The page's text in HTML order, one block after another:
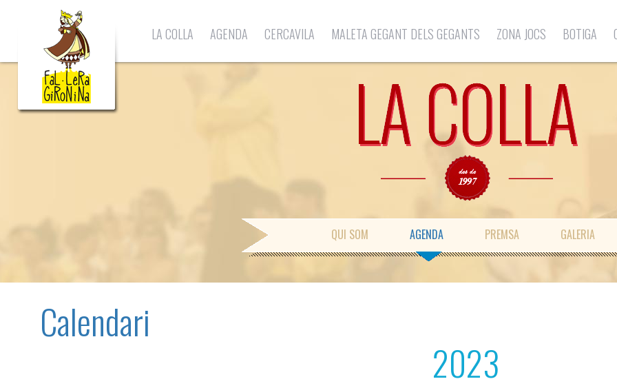
LA COLLA AGENDA CERCAVILA MALETA GEGANT DELS GEGANTS ZONA JOCS BOTIGA
QUI SOM AGENDA PREMSA GALERIA
Calendari
2023